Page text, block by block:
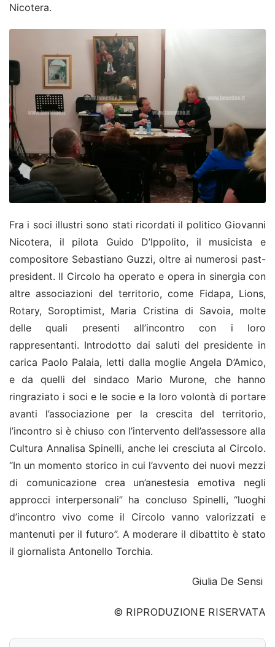
Nicotera.
Fra i soci illustri sono stati ricordati il politico Giovanni
Nicotera, il pilota Guido D’Ippolito, il musicista e
compositore Sebastiano Guzzi, oltre ai numerosi past-
president. Il Circolo ha operato e opera in sinergia con
altre associazioni del territorio, come Fidapa, Lions,
Rotary, Soroptimist, Maria Cristina di Savoia, molte
delle quali presenti all’incontro con i loro
rappresentanti. Introdotto dai saluti del presidente in
carica Paolo Palaia, letti dalla moglie Angela D’Amico,
e da quelli del sindaco Mario Murone, che hanno
ringraziato i soci e le socie e la loro volontà di portare
avanti l’associazione per la crescita del territorio,
l’incontro si è chiuso con l’intervento dell’assessore alla
Cultura Annalisa Spinelli, anche lei cresciuta al Circolo.
“In un momento storico in cui l’avvento dei nuovi mezzi
di comunicazione crea un’anestesia emotiva negli
approcci interpersonali” ha concluso Spinelli, “luoghi
d’incontro vivo come il Circolo vanno valorizzati e
mantenuti per il futuro”. A moderare il dibattito è stato
il giornalista Antonello Torchia.
Giulia De Sensi
© RIPRODUZIONE RISERVATA